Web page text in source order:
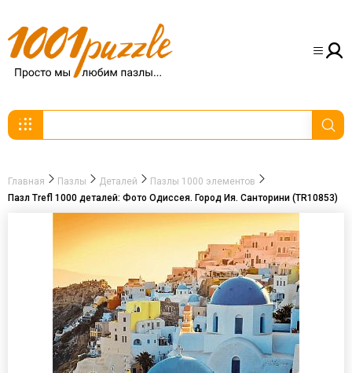
Главная Пазлы Деталей
Пазлы 1000 элементов
Пазл Trefl 1000 деталей: Фото Одиссея. Город Ия. Санторини (TR10853)